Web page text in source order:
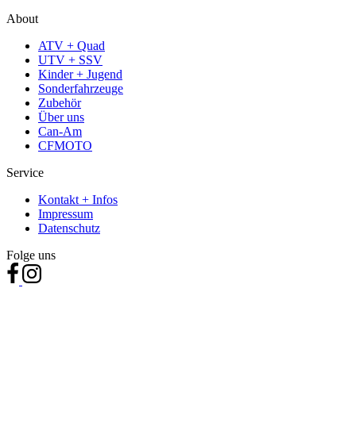
About
ATV + Quad
UTV + SSV
Kinder + Jugend
Sonderfahrzeuge
Zubehör
Über uns
Can-Am
CFMOTO
Service
Kontakt + Infos
Impressum
Datenschutz
Folge uns